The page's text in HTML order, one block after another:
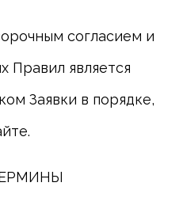
согласием и
Правил является
Заявки в порядке,